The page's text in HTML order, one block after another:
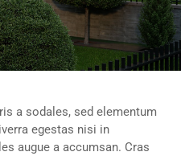
a sodales, sed elementum
egestas nisi in
augue a accumsan. Cras